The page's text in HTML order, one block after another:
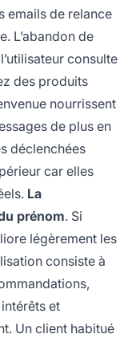
emails de relance
L’abandon de
consulte
des produits
nourrissent
de plus en
déclenchées
car elles
La
prénom. Si
légèrement les
consiste à
et
Un client habitué